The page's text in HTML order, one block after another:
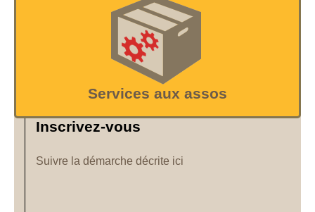
Services aux assos
Inscrivez-vous
Suivre la démarche décrite ici